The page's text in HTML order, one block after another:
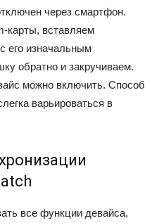
через смартфон.
карты, вставляем
его изначальным
обратно и закручиваем.
можно включить. Способ
варьироваться в
все функции девайса,